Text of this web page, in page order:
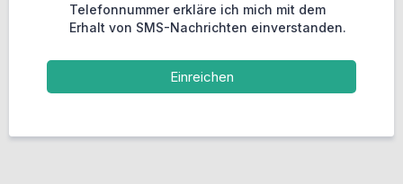
Telefonnummer erkläre ich mich mit dem
Erhalt von SMS-Nachrichten einverstanden.
Einreichen